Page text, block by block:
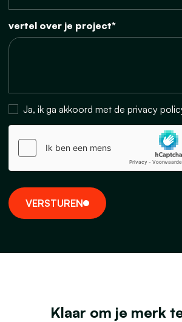
vertel over je project*
Ja, ik ga akkoord met de privacy
VERSTUREN
Klaar om je merk